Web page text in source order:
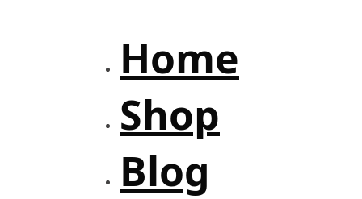
Home
Shop
Blog